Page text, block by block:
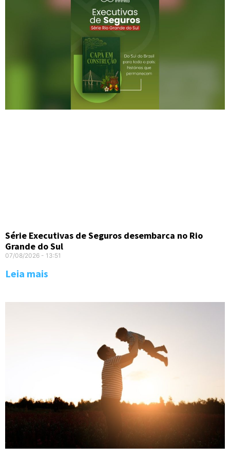
Série Executivas de Seguros desembarca no Rio
Grande do Sul
07/08/2026 13:51
Leia mais